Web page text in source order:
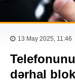
13 May 2025, 11:46
dərhal